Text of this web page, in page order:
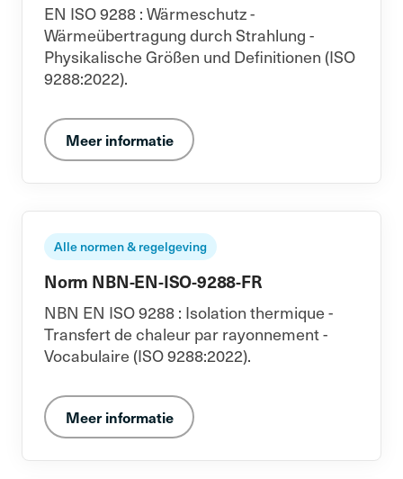
EN ISO 9288 : Wärmeschutz -
Wärmeübertragung durch Strahlung -
Physikalische Größen und Definitionen (ISO
9288:2022).
Meer informatie
Alle normen & regelgeving
Norm NBN-EN-ISO-9288-FR
NBN EN ISO 9288 : Isolation thermique -
Transfert de chaleur par rayonnement -
Vocabulaire (ISO 9288:2022).
Meer informatie